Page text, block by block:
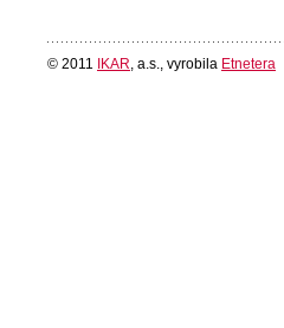
© 2011 IKAR , a.s., vyrobila Etnetera